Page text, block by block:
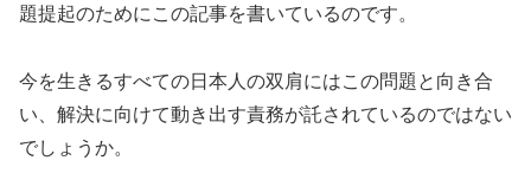
題提起のためにこの記事を書いているのです。
今を生きるすべての日本人の双肩にはこの問題と向き合
い、解決に向けて動き出す責務が託されているのではない
でしょうか。